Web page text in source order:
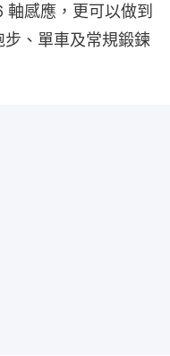
軸感應，更可以做到
、單車及常規鍛鍊